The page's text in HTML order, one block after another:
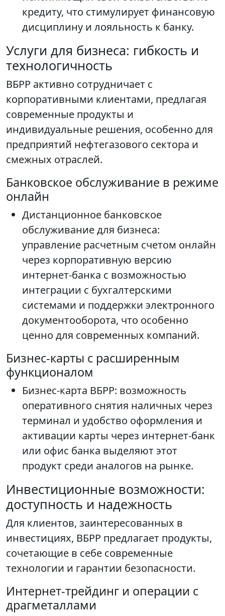
кредиту, что стимулирует финансовую
дисциплину и лояльность к банку.
Услуги для бизнеса: гибкость и
технологичность
ВБРР активно сотрудничает с
корпоративными клиентами, предлагая
современные продукты и
индивидуальные решения, особенно для
предприятий нефтегазового сектора и
смежных отраслей.
Банковское обслуживание в режиме
онлайн
Дистанционное банковское
обслуживание для бизнеса:
управление расчетным счетом онлайн
через корпоративную версию
интернет-банка с возможностью
интеграции с бухгалтерскими
системами и поддержки электронного
документооборота, что особенно
ценно для современных компаний.
Бизнес-карты с расширенным
функционалом
Бизнес-карта ВБРР: возможность
оперативного снятия наличных через
терминал и удобство оформления и
активации карты через интернет-банк
или офис банка выделяют этот
продукт среди аналогов на рынке.
Инвестиционные возможности:
доступность и надежность
Для клиентов, заинтересованных в
инвестициях, ВБРР предлагает продукты,
сочетающие в себе современные
технологии и гарантии безопасности.
Интернет-трейдинг и операции с
драгметаллами